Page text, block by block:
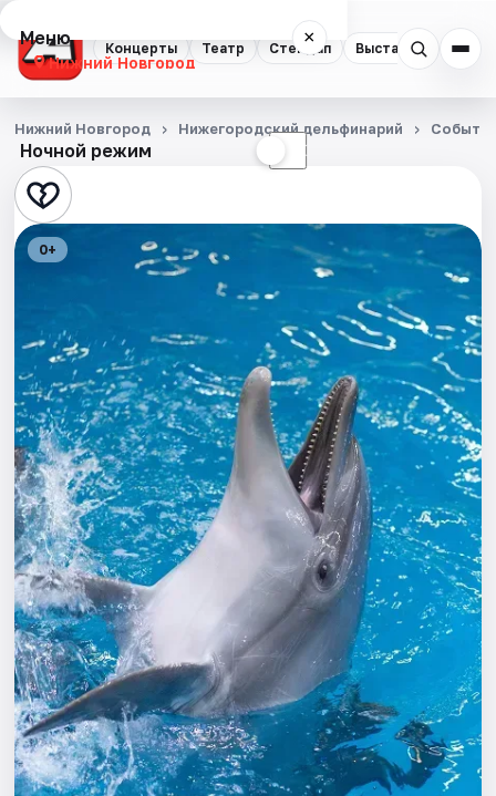
Концерты Театр Стендап Выставки
Меню ×
Нижний Новгород
Концерты
Театр
Стендап
Квесты
Экскурсии
Спорт
События
Города
Площадки
Артисты
Рейтинги
Ночной режим ☾
Нижний Новгород Нижегородский дельфинарий
0+